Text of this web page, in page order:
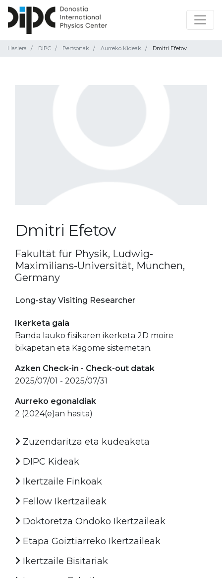
Hasiera DIPC Pertsonak Aurreko Kideak Dmitri Efetov
Dmitri Efetov
Fakultät für Physik, Ludwig-
Maximilians-Universität, München,
Germany
Long-stay Visiting Researcher
Ikerketa gaia
Banda lauko fisikaren ikerketa 2D moire
bikapetan eta Kagome sistemetan.
Azken Check-in - Check-out datak
2025/07/01 - 2025/07/31
Aurreko egonaldiak
2 (2024(e)an hasita)
Zuzendaritza eta kudeaketa
DIPC Kideak
Ikertzaile Finkoak
Fellow Ikertzaileak
Doktoretza Ondoko Ikertzaileak
Etapa Goiztiarreko Ikertzaileak
Ikertzaile Bisitariak